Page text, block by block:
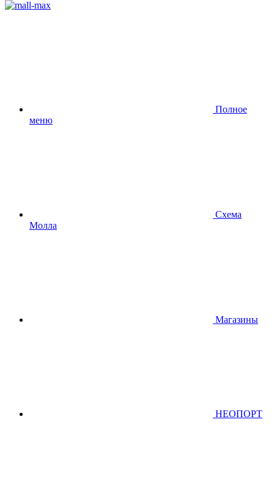
Полное
меню
Схема
Молла
Магазины
НЕОПОРТ